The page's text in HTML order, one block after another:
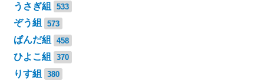
うさぎ組 533
ぞう組 573
ぱんだ組 458
ひよこ組 370
りす組 380